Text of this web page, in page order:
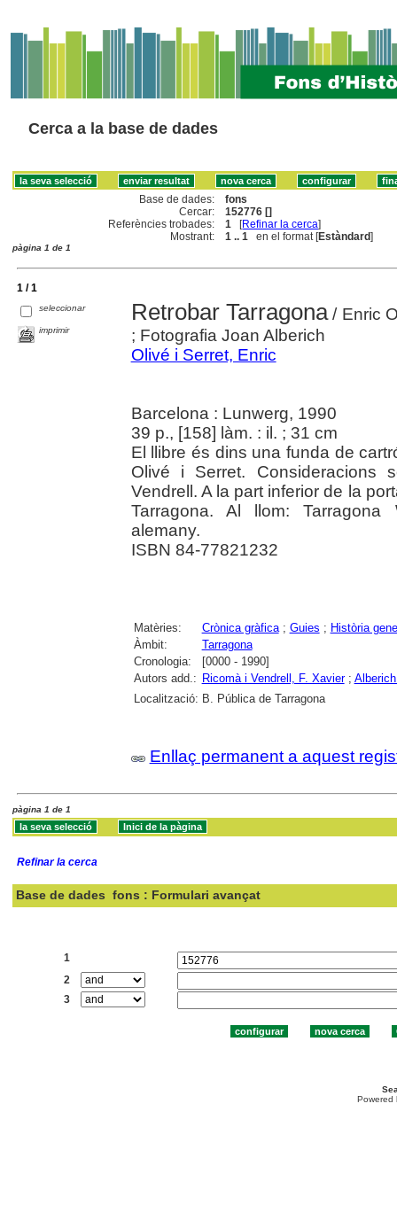
Cerca a la base de dades
Base de dades:
fons
Cercar:
152776 []
Referències trobades:
1 [Refinar la cerca]
Mostrant:
1 .. 1 en el format [Estàndard]
pàgina 1 de 1
1 / 1
seleccionar
imprimir
Retrobar Tarragona/ Enric
; Fotografia Joan Alberich
Olivé i Serret, Enric
Barcelona : Lunwerg, 1990
39 p., [158] làm. : il. ; 31 cm
El llibre és dins una funda de
Olivé i Serret. Consideracions
Vendrell. A la part inferior de la
Tarragona. Al llom:
alemany.
ISBN 84-77821232
Matèries: Crònica gràfica; Guies ; Història
Àmbit:
Tarragona
Cronologia:
[0000 - 1990]
Autors add.: Ricomà i Vendrell, F. Xavier;
Localització: B. Pública de Tarragona
Enllaç permanent a aquest
pàgina 1 de 1
Refinar la cerca
Base de dades fons : Formulari avançat
1
2
3